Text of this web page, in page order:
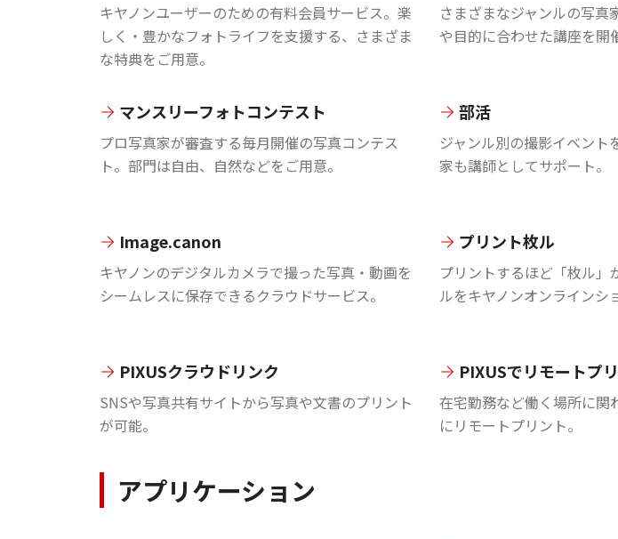
キヤノンユーザーのための有料会員サービス。楽
しく・豊かなフォトライフを支援する、さまざま
な特典をご用意。
さまざまなジャンルの写真
や目的に合わせた講座を開
マンスリーフォトコンテスト
プロ写真家が審査する毎月開催の写真コンテス
ト。部門は自由、自然などをご用意。
部活
ジャンル別の撮影イベント
家も講師としてサポート。
Image.canon
キヤノンのデジタルカメラで撮った写真・動画を
シームレスに保存できるクラウドサービス。
プリント枚ル
プリントするほど「枚ル」
ルをキヤノンオンラインシ
PIXUSクラウドリンク
SNSや写真共有サイトから写真や文書のプリント
が可能。
PIXUSでリモートプ
在宅勤務など働く場所に関
にリモートプリント。
アプリケーション